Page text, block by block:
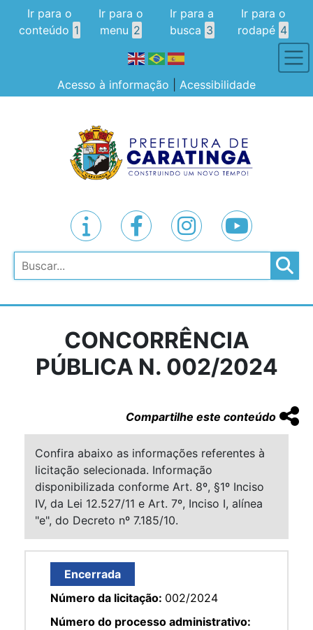
Ir para o
conteúdo 1
Ir para o
menu 2
Ir para a
busca 3
Ir para o
rodapé 4
Acesso à informação Acessibilidade
Pesquisar
CONCORRÊNCIA
PÚBLICA N. 002/2024
Compartilhe este conteúdo
Confira abaixo as informações referentes à
licitação selecionada. Informação
disponibilizada conforme Art. 8º, §1º Inciso
IV, da Lei 12.527/11 e Art. 7º, Inciso I, alínea
"e", do Decreto nº 7.185/10.
Encerrada
Número da licitação: 002/2024
Número do processo administrativo: